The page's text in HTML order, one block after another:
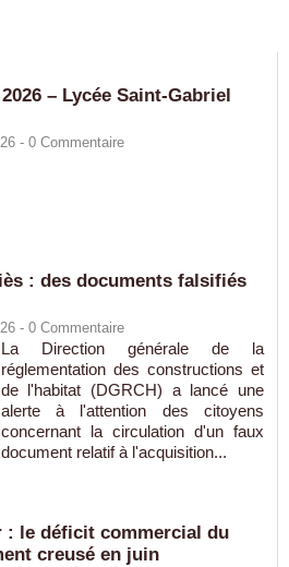
– Lycée Saint-Gabriel
- 0 Commentaire
: des documents falsifiés
- 0 Commentaire
La Direction générale de la
réglementation des constructions et
de l'habitat (DGRCH) a lancé une
alerte à l'attention des citoyens
concernant la circulation d'un faux
document relatif à l'acquisition...
: le déficit commercial du
creusé en juin